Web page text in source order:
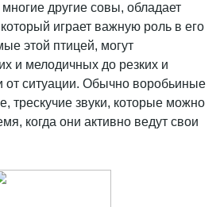
другие совы, обладает
играет важную роль в его
этой птицей, могут
и мелодичных до резких и
от ситуации. Обычно воробьиные
трескучие звуки, которые можно
когда они активно ведут свои